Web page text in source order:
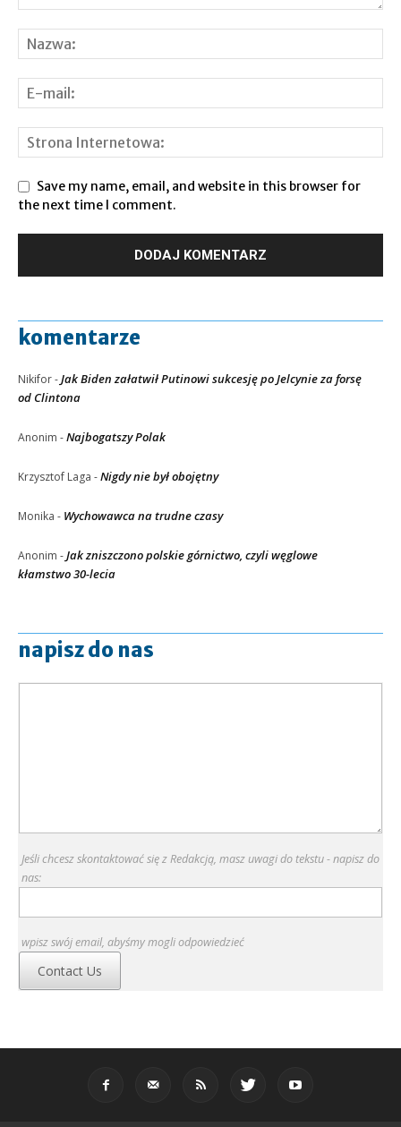
Save my name, email, and website in this browser for
the next time I comment.
komentarze
Nikifor-Jak Biden załatwił Putinowi sukcesję po Jelcynie za forsę
od Clintona
Anonim -Najbogatszy Polak
Krzysztof Laga -Nigdy nie był obojętny
Monika - Wychowawca na trudne czasy
Anonim -Jak zniszczono polskie górnictwo, czyli węglowe
kłamstwo 30-lecia
napisz do nas
Jeśli chcesz skontaktować się z Redakcją, masz uwagi do tekstu - napisz do
nas:
wpisz swój email, abyśmy mogli odpowiedzieć
Contact Us